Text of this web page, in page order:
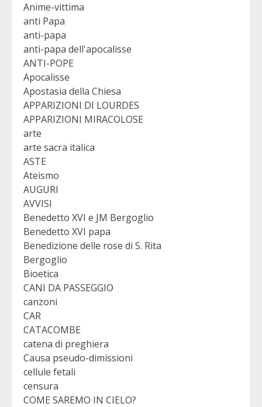
Anime-vittima
anti Papa
anti-papa
anti-papa dell'apocalisse
ANTI-POPE
Apocalisse
Apostasia della Chiesa
APPARIZIONI DI LOURDES
APPARIZIONI MIRACOLOSE
arte
arte sacra italica
ASTE
Ateismo
AUGURI
AVVISI
Benedetto XVI e JM Bergoglio
Benedetto XVI papa
Benedizione delle rose di S. Rita
Bergoglio
Bioetica
CANI DA PASSEGGIO
canzoni
CAR
CATACOMBE
catena di preghiera
Causa pseudo-dimissioni
cellule fetali
censura
COME SAREMO IN CIELO?